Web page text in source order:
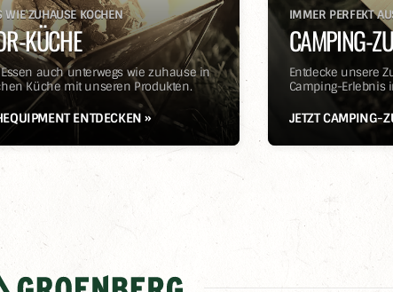
WIE ZUHAUSE KOCHEN
KÜCHE
auch unterwegs wie zuhause in
Küche mit unseren Produkten.
ENTDECKEN »
IMMER PERFEKT
CAMPING-
Entdecke unsere
Camping-Erlebnis
JETZT CAMPING-